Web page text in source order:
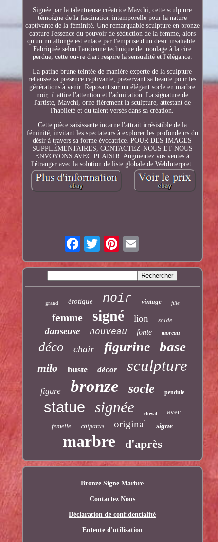
Signée par la talentueuse créatrice Mavchi, cette sculpture
témoigne de la fascination intemporelle pour la nature
captivante de la féminité. Une remarquable sculpture en bronze
capture l'essence du pouvoir de séduction de la femme, alors
qu'un nu allongé est enlacé par l'emprise d'un désir insatiable.
Fabriquée selon l'ancienne technique de moulage à la cire
perdue, cette ouvre d'art respire la sensualité et l'élégance.
La patine brune teintée de manière experte de la sculpture
rehausse sa présence captivante, préservant sa beauté pour les
générations à venir. Reposant sur un élégant socle en marbre
noir, il attire l'attention et l'admiration. La signature de
l'artiste, Mavchi, orne fièrement la sculpture, attestant de
l'habileté et du talent versés dans sa création.
Cette pièce saisissante incarne l'attrait irrésistible de la
féminité, invitant les spectateurs à explorer les profondeurs du
désir à travers sa forme évocatrice. POUR DES IMAGES
SUPPLÉMENTAIRES, CONTACTEZ-NOUS ET NOUS
ENVOYONS AVEC PLAISIR. Augmentez vos ventes à
l'étranger avec la solution de liste globale de WebInterpret.
grand érotique noir vintage fille
femme signé lion solde
danseuse nouveau fonte moreau
déco chair figurine base
milo buste décor sculpture
figure bronze socle pendule
statue signée cheval avec
femelle chiparus original signe
marbre d'après
Bronze Signe Marbre
Contactez Nous
Déclaration de confidentialité
Entente d'utilisation